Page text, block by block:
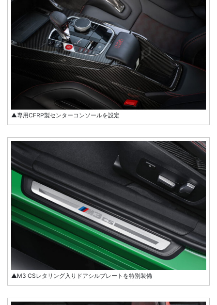
▲専用CFRP製センターコンソールを設定
▲M3 CSレタリング入りドアシルプレートを特別装備